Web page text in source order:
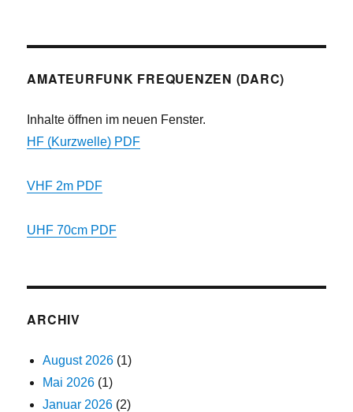
AMATEURFUNK FREQUENZEN (DARC)
Inhalte öffnen im neuen Fenster.
HF (Kurzwelle) PDF
VHF 2m PDF
UHF 70cm PDF
ARCHIV
August 2026 (1)
Mai 2026 (1)
Januar 2026 (2)